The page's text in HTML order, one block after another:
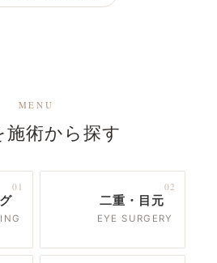
MENU
施術から探す
01 02
二重・目元
EYE SURGERY